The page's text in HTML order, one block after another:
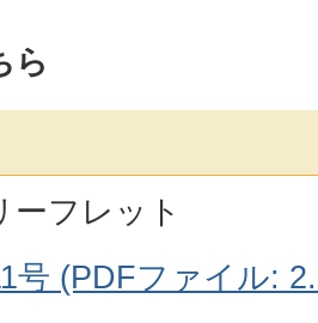
ら
ーフレット
号 (PDFファイル: